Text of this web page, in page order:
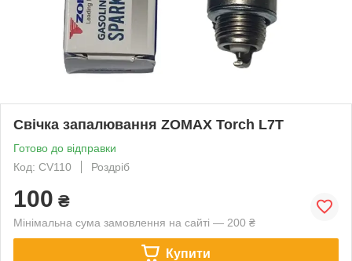
Свічка запалювання ZOMAX Torch L7T
Готово до відправки
Код: CV110
Роздріб
100 ₴
Мінімальна сума замовлення на сайті — 200 ₴
Купити